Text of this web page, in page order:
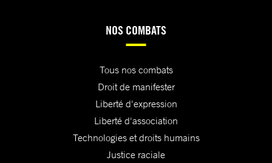
NOS COMBATS
Tous nos combats
Droit de manifester
Liberté d'expression
Liberté d'association
Technologies et droits humains
Justice raciale